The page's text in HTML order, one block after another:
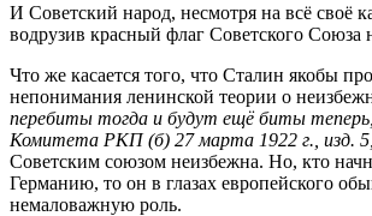
И Советский народ, несмотря на всё своё
водрузив красный флаг Советского Союза
Что же касается того, что Сталин якобы
непонимания ленинской теории о
перебиты тогда и будут ещё биты
Комитета РКП (б) 27 марта 1922 г., изд.
Советским союзом неизбежна. Но, кто
Германию, то он в глазах европейского
немаловажную роль.